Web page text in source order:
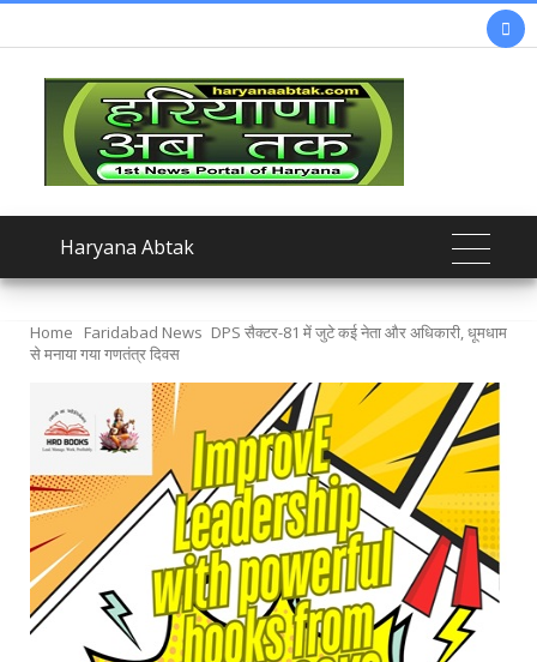

Haryana Abtak
Home Faridabad News DPS सैक्टर-81 में जुटे कई नेता और अधिकारी, धूमधाम
से मनाया गया गणतंत्र दिवस